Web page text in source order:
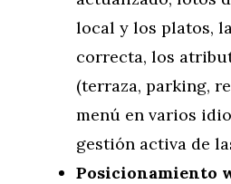
local y los platos,
correcta, los
(terraza, parking,
menú en varios
gestión activa de
Posicionamiento